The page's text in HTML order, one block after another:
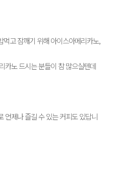
먹고 잠깨기 위해 아이스아메리카노,
카노 드시는 분들이 참 많으실텐데
언제나 즐길 수 있는 커피도 있답니